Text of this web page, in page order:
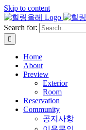
Skip to content
Search for:
Home
About
Preview
Exterior
Room
Reservation
Community
공지사항